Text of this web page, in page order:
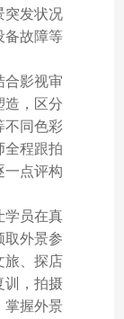
突发状况
备故障等
合影视审
造，区分
不同色彩
全程跟拍
一点评构
学员在真
取外景参
旅、探店
训，拍摄
掌握外景